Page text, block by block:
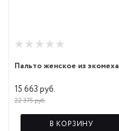
Пальто женское из экомеха
15 663 руб.
22 375 руб.
В КОРЗИНУ